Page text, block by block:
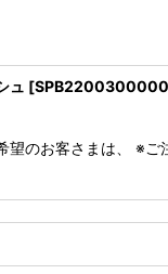
ュ [
のお客さまは、 ※